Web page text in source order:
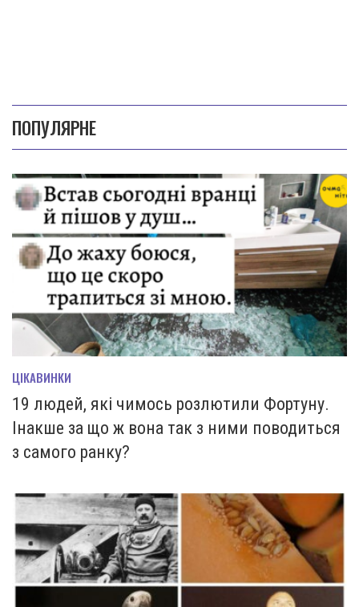
ПОПУЛЯРНЕ
ЦІКАВИНКИ
19 людей, які чимось розлютили Фортуну.
Інакше за що ж вона так з ними поводиться
з самого ранку?